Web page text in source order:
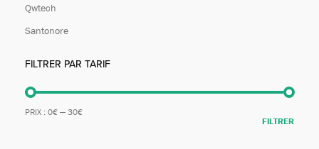
Qwtech
Santonore
FILTRER PAR TARIF
FILTRER
PRIX : 0€ — 30€